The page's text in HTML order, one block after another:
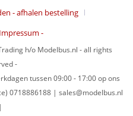
- afhalen bestelling
-
h/o Modelbus.nl - all rights
-
tussen 09:00 - 17:00 op ons
0718886188 | sales@modelbus.nl
|